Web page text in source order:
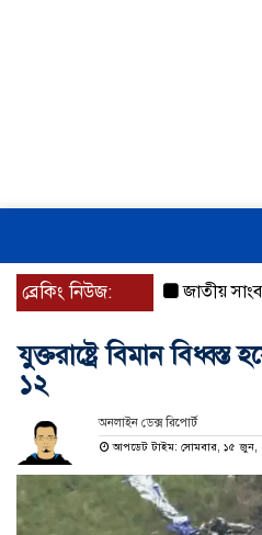
ব্রেকিং নিউজ: জাতীয়
যুক্তরাষ্ট্রে বিমান
১২
অনলাইন ডেক্স রিপোর্ট
আপডেট টাইম: সোমবার, ১৫ জুন,